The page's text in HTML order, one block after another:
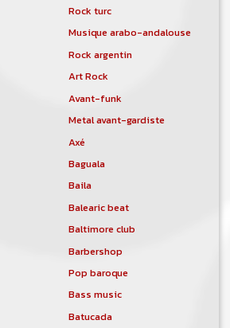
Rock turc
Musique arabo-andalouse
Rock argentin
Art Rock
Avant-funk
Metal avant-gardiste
Axé
Baguala
Baila
Balearic beat
Baltimore club
Barbershop
Pop baroque
Bass music
Batucada